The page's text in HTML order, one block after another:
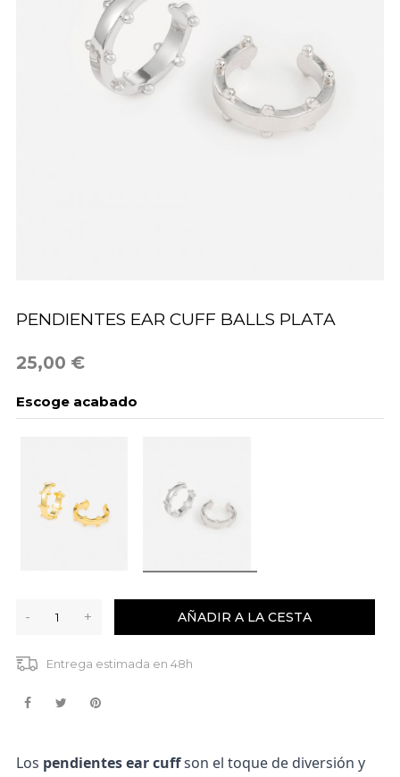
PENDIENTES EAR CUFF BALLS PLATA
25,00 €
Escoge acabado
- + AÑADIR A LA CESTA
Entrega estimada en 48h
Los pendientes ear cuffson el toque de diversión y